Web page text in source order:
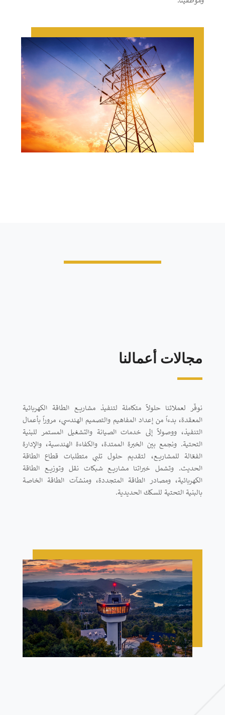
مجالات أعمالنا
نوفّر لعملائنا حلولاً متكاملة لتنفيذ مشاريع الطاقة الكهربائية
المعقدة، بدءاً من إعداد المفاهيم والتصميم الهندسي، مروراً بأعمال
التنفيذ، ووصولاً إلى خدمات الصيانة والتشغيل المستمر للبنية
التحتية. ونجمع بين الخبرة الممتدة، والكفاءة الهندسية، والإدارة
الفعّالة للمشاريع، لتقديم حلول تلبي متطلبات قطاع الطاقة
الحديث. وتشمل خبراتنا مشاريع شبكات نقل وتوزيع الطاقة
الكهربائية، ومصادر الطاقة المتجددة، ومنشآت الطاقة الخاصة
بالبنية التحتية للسكك الحديدية.